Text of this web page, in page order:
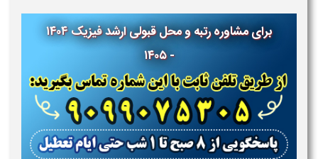
برای مشاوره رتبه و محل قبولی ارشد
فیزیک ۱۴۰۴
- ۱۴۰۵